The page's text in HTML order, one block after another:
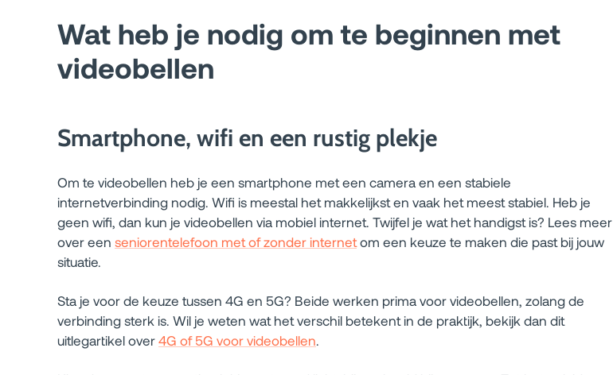
Wat heb je nodig om te beginnen met
videobellen
Smartphone, wifi en een rustig plekje
Om te videobellen heb je een smartphone met een camera en een stabiele
internetverbinding nodig. Wifi is meestal het makkelijkst en vaak het meest stabiel. Heb je
geen wifi, dan kun je videobellen via mobiel internet. Twijfel je wat het handigst is? Lees meer
over een seniorentelefoon met of zonder internet om een keuze te maken die past bij jouw
situatie.
Sta je voor de keuze tussen 4G en 5G? Beide werken prima voor videobellen, zolang de
verbinding sterk is. Wil je weten wat het verschil betekent in de praktijk, bekijk dan dit
uitlegartikel over 4G of 5G voor videobellen